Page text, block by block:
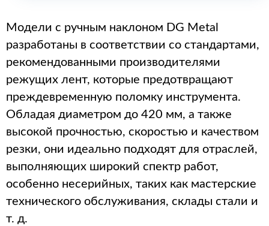
Модели с ручным наклоном DG Metal
разработаны в соответствии со стандартами,
рекомендованными производителями
режущих лент, которые предотвращают
преждевременную поломку инструмента.
Обладая диаметром до 420 мм, а также
высокой прочностью, скоростью и качеством
резки, они идеально подходят для отраслей,
выполняющих широкий спектр работ,
особенно несерийных, таких как мастерские
технического обслуживания, склады стали и
т. д.